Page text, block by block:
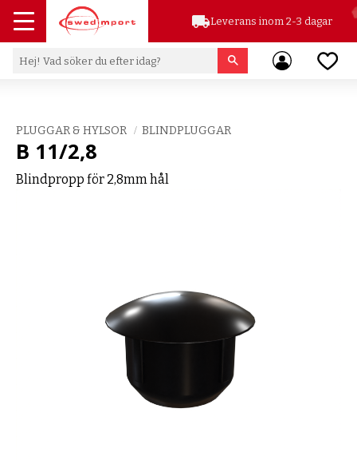
Meny
local_shippingLeverans inom 2-3 dagar
PLUGGAR & HYLSOR BLINDPLUGGAR
B 11/2,8
Blindpropp för 2,8mm hål